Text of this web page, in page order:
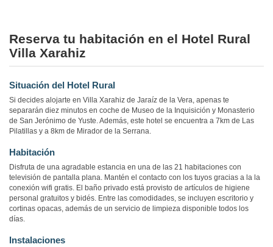
Reserva tu habitación en el Hotel Rural
Villa Xarahiz
Situación del Hotel Rural
Si decides alojarte en Villa Xarahiz de Jaraíz de la Vera, apenas te
separarán diez minutos en coche de Museo de la Inquisición y Monasterio
de San Jerónimo de Yuste. Además, este hotel se encuentra a 7km de Las
Pilatillas y a 8km de Mirador de la Serrana.
Habitación
Disfruta de una agradable estancia en una de las 21 habitaciones con
televisión de pantalla plana. Mantén el contacto con los tuyos gracias a la la
conexión wifi gratis. El baño privado está provisto de artículos de higiene
personal gratuitos y bidés. Entre las comodidades, se incluyen escritorio y
cortinas opacas, además de un servicio de limpieza disponible todos los
días.
Instalaciones